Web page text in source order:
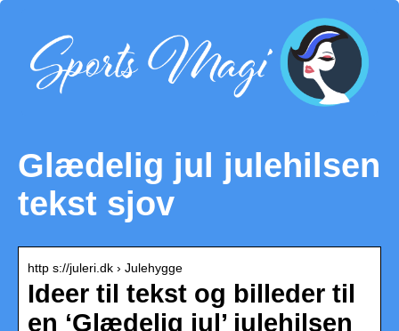
Glædelig jul julehilsen
tekst sjov
http s://juleri.dk › Julehygge
Ideer til tekst og billeder til
en ‘Glædelig jul’ julehilsen